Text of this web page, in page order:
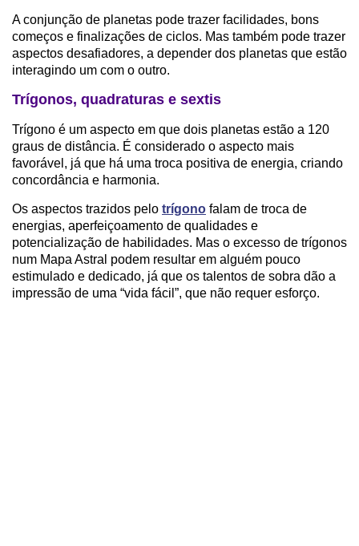
A conjunção de planetas pode trazer facilidades, bons
começos e finalizações de ciclos. Mas também pode trazer
aspectos desafiadores, a depender dos planetas que estão
interagindo um com o outro.
Trígonos, quadraturas e sextis
Trígono é um aspecto em que dois planetas estão a 120
graus de distância. É considerado o aspecto mais
favorável, já que há uma troca positiva de energia, criando
concordância e harmonia.
Os aspectos trazidos pelo trígono falam de troca de
energias, aperfeiçoamento de qualidades e
potencialização de habilidades. Mas o excesso de trígonos
num Mapa Astral podem resultar em alguém pouco
estimulado e dedicado, já que os talentos de sobra dão a
impressão de uma “vida fácil”, que não requer esforço.